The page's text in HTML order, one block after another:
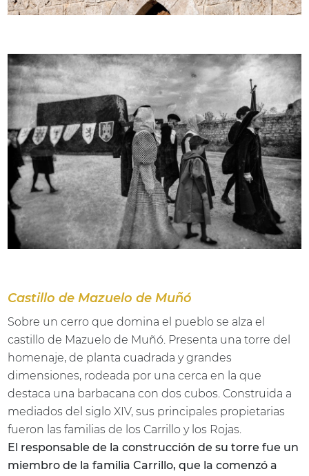
Castillo de Mazuelo de Muñó
Sobre un cerro que domina el pueblo se alza el
castillo de Mazuelo de Muñó. Presenta una torre del
homenaje, de planta cuadrada y grandes
dimensiones, rodeada por una cerca en la que
destaca una barbacana con dos cubos. Construida a
mediados del siglo XIV, sus principales propietarias
fueron las familias de los Carrillo y los Rojas.
El responsable de la construcción de su torre fue un
miembro de la familia Carrillo, que la comenzó a